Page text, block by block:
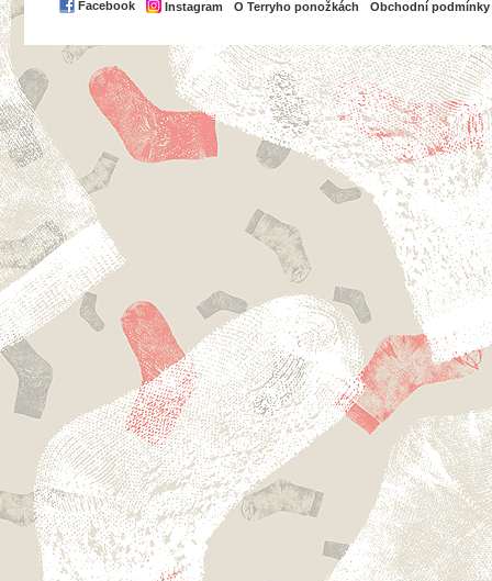
Facebook Instagram O Terryho ponožkách Obchodní podmínky
PayPal